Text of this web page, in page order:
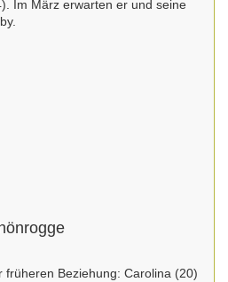
Im März erwarten er und seine
früheren Beziehung: Carolina (20)